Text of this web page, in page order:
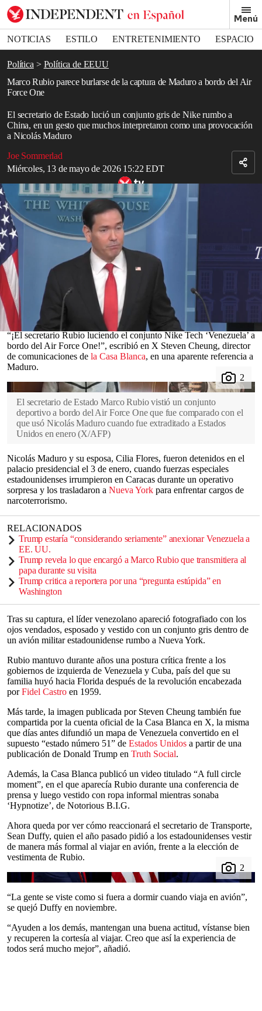
Menú
NOTICIAS ESTILO ENTRETENIMIENTO
ESPACIO
DEPORTES
Política
Política de EEUU
Marco Rubio parece burlarse de la captura de Maduro a bordo del Air
Force One
El secretario de Estado lució un conjunto gris de Nike rumbo a
China, en un gesto que muchos interpretaron como una provocación
a Nicolás Maduro
Joe Sommerlad
Miércoles, 13 de mayo de 2026 15:22 EDT
Bookmark popover
Removed from bookmarks
Close popover
seconds
seconds
Marco Rubio cita letras de hip-hop para describir a los líderes de Irán
Read in English
El
de Estado, Marco Rubio
del
con un conjunto similar al que usó el depuesto
líder venezolanoNicolás Maduro
tras su captura en enero.
Rubio
llegó a la base conjunta Andrews, en
traje para abordar el vuelo del presidente
Donald Trump
China
. Sin embargo, después del despegue se cambió de ropa en
una decisión que llamó la atención.
“¡El secretario Rubio luciendo el conjunto Nike Tech ‘Venezuela’ a
bordo del Air Force One!”, escribió en X Steven Cheung, director
de comunicaciones de la Casa Blanca, en una aparente referencia a
Maduro.
El secretario de Estado Marco Rubio vistió un conjunto
deportivo a bordo del Air Force One que fue comparado con el
que usó Nicolás Maduro cuando fue extraditado a Estados
Unidos en enero (X/AFP)
Nicolás Maduro y su esposa, Cilia Flores, fueron detenidos en el
palacio presidencial el 3 de enero, cuando fuerzas especiales
estadounidenses irrumpieron en Caracas durante un operativo
sorpresa y los trasladaron a Nueva York para enfrentar cargos de
narcoterrorismo.
RELACIONADOS
Trump estaría “considerando seriamente” anexionar Venezuela a
EE. UU.
Trump revela lo que encargó a Marco Rubio que transmitiera al
papa durante su visita
Trump critica a reportera por una “pregunta estúpida” en
Washington
Tras su captura, el líder venezolano apareció fotografiado con los
ojos vendados, esposado y vestido con un conjunto gris dentro de
un avión militar estadounidense rumbo a Nueva York.
Rubio mantuvo durante años una postura crítica frente a los
gobiernos de izquierda de Venezuela y Cuba, país del que su
familia huyó hacia Florida después de la revolución encabezada
porFidel Castro en 1959.
Más tarde, la imagen publicada por Steven Cheung también fue
compartida por la cuenta oficial de la Casa Blanca en X, la misma
que días antes difundió un mapa de Venezuela convertido en el
supuesto “estado número 51” de Estados Unidos a partir de una
publicación de Donald Trump en Truth Social.
Además, la Casa Blanca publicó un video titulado “A full circle
moment”, en el que aparecía Rubio durante una conferencia de
prensa y luego vestido con ropa informal mientras sonaba
‘Hypnotize’, de Notorious B.I.G.
Ahora queda por ver cómo reaccionará el secretario de Transporte,
Sean Duffy, quien el año pasado pidió a los estadounidenses vestir
de manera más formal al viajar en avión, frente a la elección de
vestimenta de Rubio.
“La gente se viste como si fuera a dormir cuando viaja en avión”,
se quejó Duffy en noviembre.
“Ayuden a los demás, mantengan una buena actitud, vístanse bien
y recuperen la cortesía al viajar. Creo que así la experiencia de
todos será mucho mejor”, añadió.